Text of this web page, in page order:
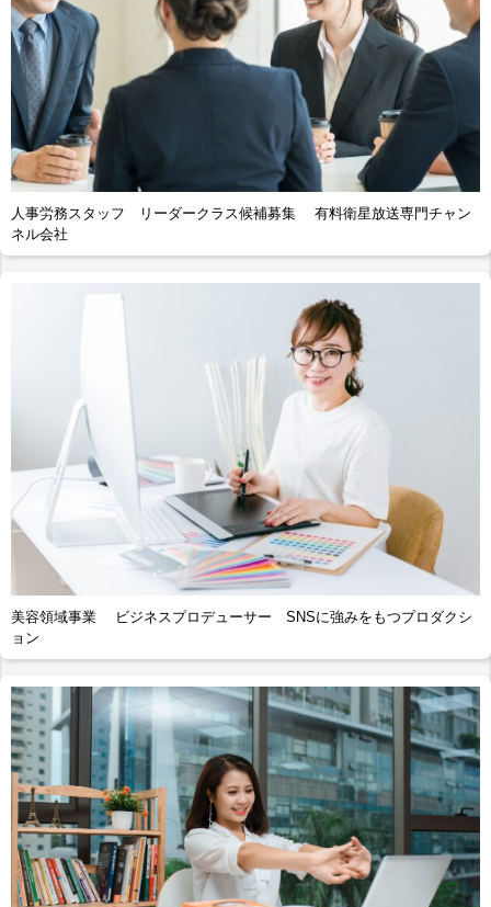
人事労務スタッフ リーダークラス候補募集 有料衛星放送専門チャン
ネル会社
美容領域事業 ビジネスプロデューサー SNSに強みをもつプロダクシ
ョン